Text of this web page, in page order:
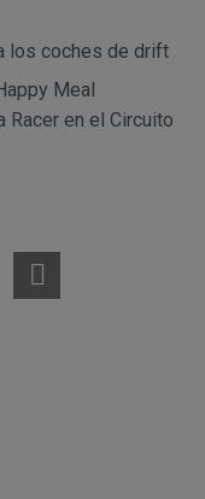
los coches de drift
Meal
Racer en el Circuito